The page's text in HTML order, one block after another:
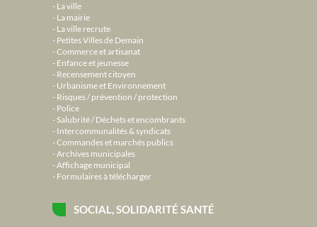
La ville
La mairie
La ville recrute
Petites Villes de Demain
Commerce et artisanat
Enfance et jeunesse
Recensement citoyen
Urbanisme et Environnement
Risques / prévention / protection
Police
Salubrité / Déchets et encombrants
Intercommunalités & syndicats
Commandes et marchés publics
Archives municipales
Affichage municipal
Formulaires à télécharger
SOCIAL, SOLIDARITÉ SANTÉ